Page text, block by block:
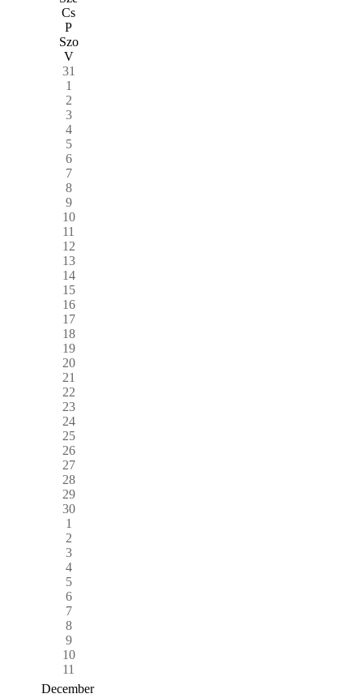
Cs
P
Szo
V
31
1
2
3
4
5
6
7
8
9
10
11
12
13
14
15
16
17
18
19
20
21
22
23
24
25
26
27
28
29
30
1
2
3
4
5
6
7
8
9
10
11
December